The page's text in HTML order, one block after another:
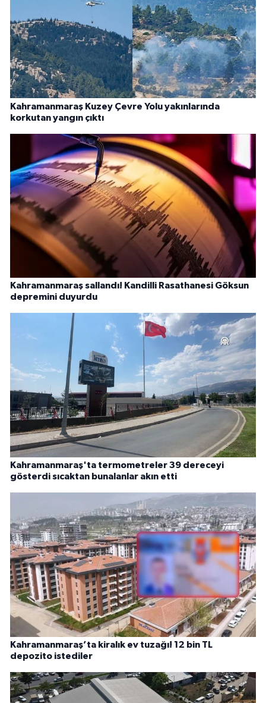
Kahramanmaraş Kuzey Çevre Yolu yakınlarında
korkutan yangın çıktı
Kahramanmaraş sallandı! Kandilli Rasathanesi Göksun
depremini duyurdu
Kahramanmaraş'ta termometreler 39 dereceyi
gösterdi sıcaktan bunalanlar akın etti
Kahramanmaraş’ta kiralık ev tuzağı! 12 bin TL
depozito istediler